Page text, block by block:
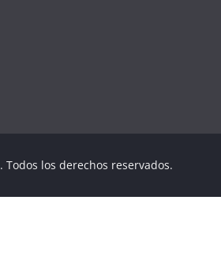
. Todos los derechos reservados.